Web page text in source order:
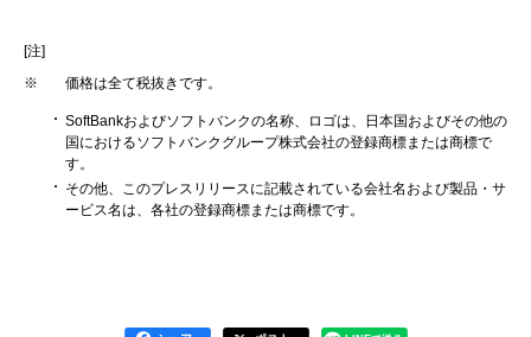
[注]
※
価格は全て税抜きです。
SoftBankおよびソフトバンクの名称、ロゴは、日本国およびその他の
国におけるソフトバンクグループ株式会社の登録商標または商標で
す。
その他、このプレスリリースに記載されている会社名および製品・サ
ービス名は、各社の登録商標または商標です。